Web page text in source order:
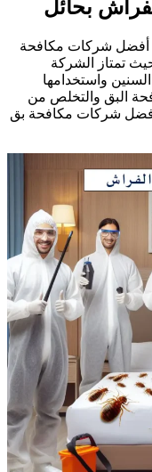
بحائل
شركات مكافحة
تمتاز الشركة
واستخدامها
البق والتخلص من
شركات مكافحة بق